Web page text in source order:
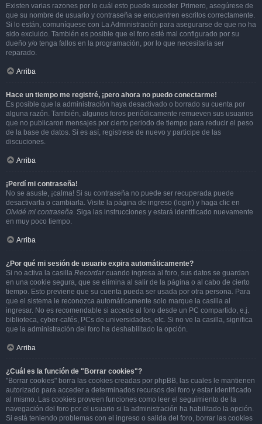
Existen varias razones por lo cuál esto puede suceder. Primero, asegúrese de
que su nombre de usuario y contraseña se encuentren escritos correctamente.
Si lo están, comuníquese con La Administración para asegurarse de que no ha
sido excluido. También es posible que el foro esté mal configurado por su
dueño y/o tenga fallos en la programación, por lo que necesitaría ser
reparado.
Arriba
Hace un tiempo me registré, ¡pero ahora no puedo conectarme!
Es posible que la administración haya desactivado o borrado su cuenta por
alguna razón. También, algunos foros periódicamente remueven sus usuarios
que no publicaron mensajes por cierto periodo de tiempo para reducir el peso
de la base de datos. Si es así, registrese de nuevo y participe de las
discuciones.
Arriba
¡Perdí mi contraseña!
No se asuste, ¡calma! Si su contraseña no puede ser recuperada puede
desactivarla o cambiarla. Visite la página de ingreso (login) y haga clic en
Olvidé mi contraseña. Siga las instrucciones y estará identificado nuevamente
en muy poco tiempo.
Arriba
¿Por qué mi sesión de usuario expira automáticamente?
Si no activa la casilla Recordarcuando ingresa al foro, sus datos se guardan
en una cookie segura, que se elimina al salir de la página o al cabo de cierto
tiempo. Esto previene que su cuenta pueda ser usada por otra persona. Para
que el sistema le reconozca automáticamente solo marque la casilla al
ingresar. No es recomendable si accede al foro desde un PC compartido, e.j.
biblioteca, cyber-cafés, PCs de universidades, etc. Si no ve la casilla, significa
que la administración del foro ha deshabilitado la opción.
Arriba
¿Cuál es la función de "Borrar cookies"?
"Borrar cookies" borra las cookies creadas por phpBB, las cuales le mantienen
autorizado para acceder a determinados recursos del foro y estar identificado
al mismo. Las cookies proveen funciones como leer el seguimiento de la
navegación del foro por el usuario si la administración ha habilitado la opción.
Si está teniendo problemas con el ingreso o salida del foro, borrar las cookies